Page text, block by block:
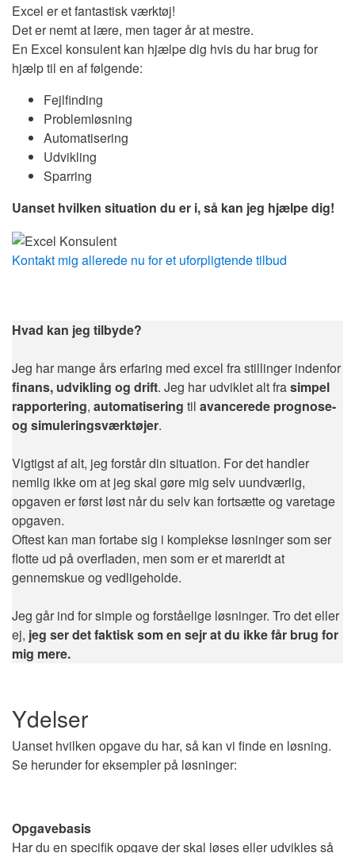
Excel er et fantastisk værktøj!
Det er nemt at lære, men tager år at mestre.
En Excel konsulent kan hjælpe dig hvis du har brug for
hjælp til en af følgende:
Fejlfinding
Problemløsning
Automatisering
Udvikling
Sparring
Uanset hvilken situation du er i, så kan jeg hjælpe dig!
Kontakt mig allerede nu for et uforpligtende tilbud
Hvad kan jeg tilbyde?
Jeg har mange års erfaring med excel fra stillinger indenfor
finans, udvikling og drift. Jeg har udviklet alt frasimpel
rapportering, automatisering til avancerede prognose-
og simuleringsværktøjer.
Vigtigst af alt, jeg forstår din situation. For det handler
nemlig ikke om at jeg skal gøre mig selv uundværlig,
opgaven er først løst når du selv kan fortsætte og varetage
opgaven.
Oftest kan man fortabe sig i komplekse løsninger som ser
flotte ud på overfladen, men som er et mareridt at
gennemskue og vedligeholde.
Jeg går ind for simple og forståelige løsninger. Tro det eller
ej, jeg ser det faktisk som en sejr at du ikke får brug for
mig mere.
Ydelser
Uanset hvilken opgave du har, så kan vi finde en løsning.
Se herunder for eksempler på løsninger:
Opgavebasis
Har du en specifik opgave der skal løses eller udvikles så